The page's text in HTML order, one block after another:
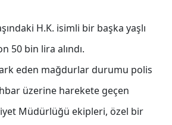
H.K. isimli bir başka yaşlı
50 bin lira alındı.
fark eden mağdurlar durumu polis
üzerine harekete geçen
Müdürlüğü ekipleri, özel bir